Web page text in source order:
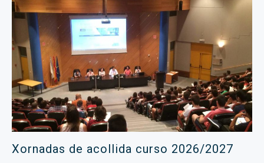
Xornadas de acollida curso 2026/2027